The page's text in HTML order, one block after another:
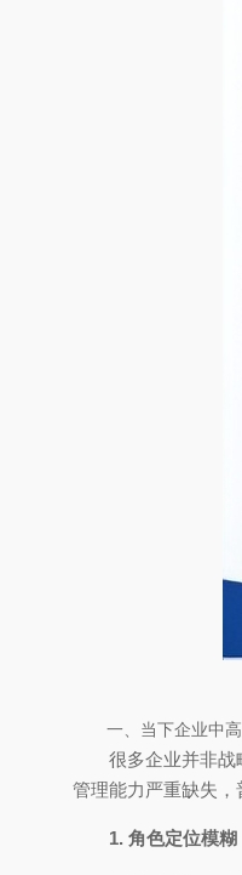
一、当下企业中
很多企业并非战
管理能力严重缺失，
1. 角色定位模